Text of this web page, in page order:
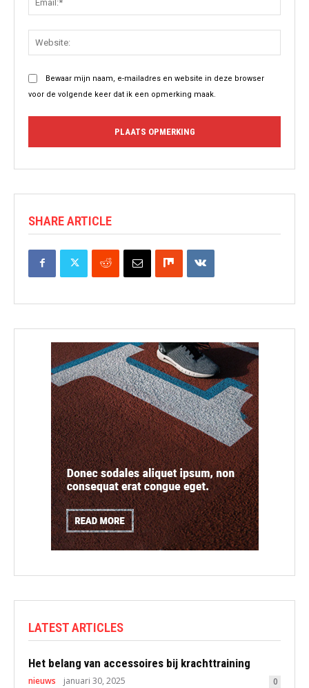
Bewaar mijn naam, e-mailadres en website in deze browser
voor de volgende keer dat ik een opmerking maak.
SHARE ARTICLE
LATEST ARTICLES
Het belang van accessoires bij krachttraining
nieuws januari 30, 2025 0